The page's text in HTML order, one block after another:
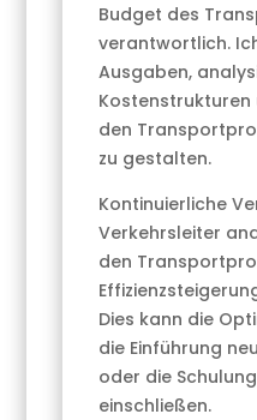
Budget des
verantwortlich.
Ausgaben,
den
zu gestalten.
Kontinuierliche
Verkehrsleiter
den
Dies kann die
die Einführung
oder die
einschließen.